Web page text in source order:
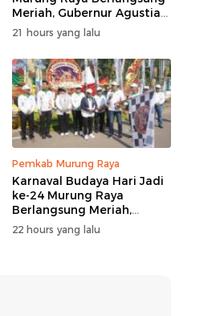
Meriah, Gubernur Agustiar
Sabran Hibur Masyarakat
21 hours yang lalu
Pemkab Murung Raya
Karnaval Budaya Hari Jadi
ke-24 Murung Raya
Berlangsung Meriah,
Bupati Heriyus Apresiasi
Masyarakat
22 hours yang lalu